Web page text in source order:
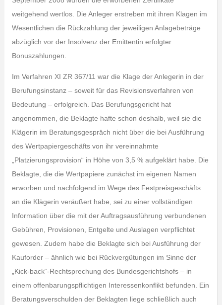
weitgehend wertlos. Die Anleger erstreben mit ihren Klagen im
Wesentlichen die Rückzahlung der jeweiligen Anlagebeträge
abzüglich vor der Insolvenz der Emittentin erfolgter
Bonuszahlungen.
Im Verfahren XI ZR 367/11 war die Klage der Anlegerin in der
Berufungsinstanz – soweit für das Revisionsverfahren von
Bedeutung – erfolgreich. Das Berufungsgericht hat
angenommen, die Beklagte hafte schon deshalb, weil sie die
Klägerin im Beratungsgespräch nicht über die bei Ausführung
des Wertpapiergeschäfts von ihr vereinnahmte
„Platzierungsprovision“ in Höhe von 3,5 % aufgeklärt habe. Die
Beklagte, die die Wertpapiere zunächst im eigenen Namen
erworben und nachfolgend im Wege des Festpreisgeschäfts
an die Klägerin veräußert habe, sei zu einer vollständigen
Information über die mit der Auftragsausführung verbundenen
Gebühren, Provisionen, Entgelte und Auslagen verpflichtet
gewesen. Zudem habe die Beklagte sich bei Ausführung der
Kauforder – ähnlich wie bei Rückvergütungen im Sinne der
„Kick-back“-Rechtsprechung des Bundesgerichtshofs – in
einem offenbarungspflichtigen Interessenkonflikt befunden. Ein
Beratungsverschulden der Beklagten liege schließlich auch